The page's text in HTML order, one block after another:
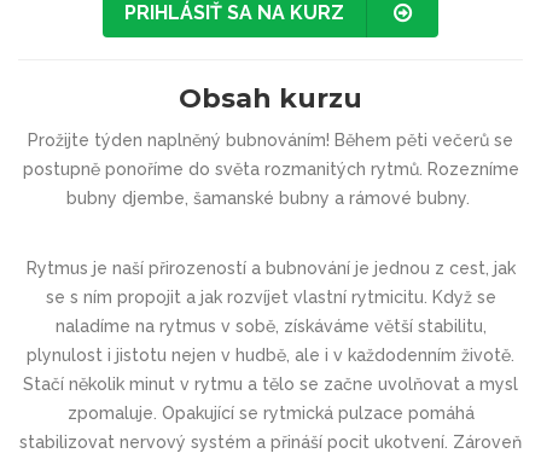
PRIHLÁSIŤ SA NA KURZ
Obsah kurzu
Prožijte týden naplněný bubnováním! Během pěti večerů se
postupně ponoříme do světa rozmanitých rytmů. Rozezníme
bubny djembe, šamanské bubny a rámové bubny.
Rytmus je naší přirozeností a bubnování je jednou z cest, jak
se s ním propojit a jak rozvíjet vlastní rytmicitu. Když se
naladíme na rytmus v sobě, získáváme větší stabilitu,
plynulost i jistotu nejen v hudbě, ale i v každodenním životě.
Stačí několik minut v rytmu a tělo se začne uvolňovat a mysl
zpomaluje. Opakující se rytmická pulzace pomáhá
stabilizovat nervový systém a přináší pocit ukotvení. Zároveň